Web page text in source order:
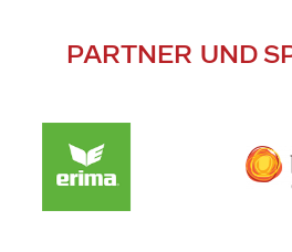
PARTNER UND